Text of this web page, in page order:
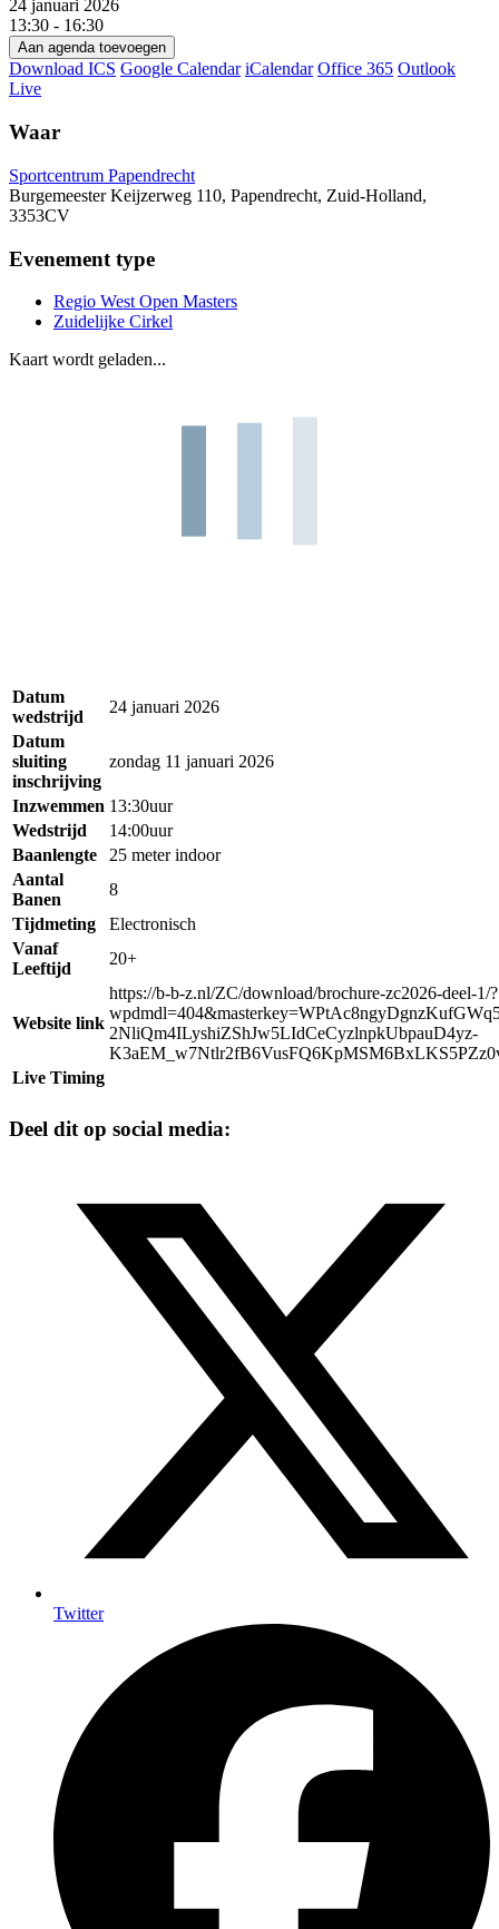
24 januari 2026
13:30 - 16:30
Aan agenda toevoegen
Download ICS Google Calendar iCalendar Office 365 Outlook
Live
Waar
Sportcentrum Papendrecht
Burgemeester Keijzerweg 110, Papendrecht, Zuid-Holland,
3353CV
Evenement type
Regio West Open Masters
Zuidelijke Cirkel
Kaart wordt geladen...
Datum
wedstrijd
24 januari 2026
Datum
sluiting
inschrijving
zondag 11 januari 2026
Inzwemmen 13:30uur
Wedstrijd
14:00uur
Baanlengte
25 meter indoor
Aantal
Banen
8
Tijdmeting
Electronisch
Vanaf
Leeftijd
20+
Website link
https://b-b-z.nl/ZC/download/brochure-zc2026-deel-1/?
2NliQm4ILyshiZShJw5LIdCeCyzlnpkUbpauD4yz-
Live Timing
Deel dit op social media:
Twitter